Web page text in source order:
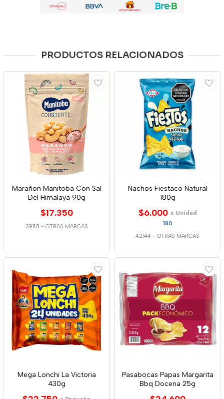
PRODUCTOS RELACIONADOS
Marañon Manitoba Con Sal
Del Himalaya 90g
$17.350
39118 - OTRAS MARCAS
Nachos Fiestaco Natural
180g
$6.000 x Unidad
180
42144 - OTRAS MARCAS
Mega Lonchi La Victoria
430g
Pasabocas Papas Margarita
Bbq Docena 25g